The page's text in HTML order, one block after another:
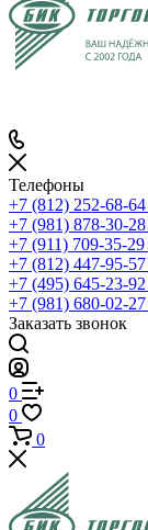
Телефоны
+7 (812) 252-68-64
+7 (981) 878-30-28
+7 (911) 709-35-29
+7 (812) 447-95-57
+7 (495) 645-23-92
+7 (981) 680-02-27
Заказать звонок
0
0
0